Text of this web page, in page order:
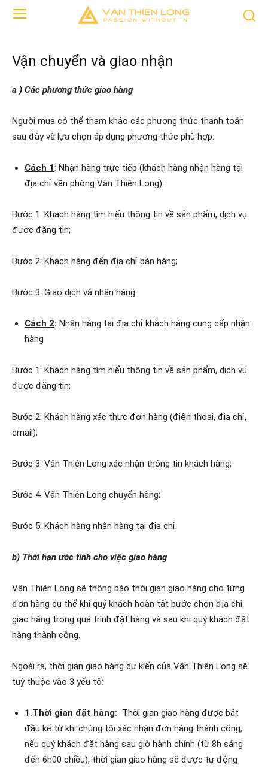
Vận chuyển và giao nhận
a ) Các phương thức giao hàng
Người mua có thể tham khảo các phương thức thanh toán
sau đây và lựa chọn áp dụng phương thức phù hợp:
Cách 1: Nhận hàng trực tiếp (khách hàng nhận hàng tại
địa chỉ văn phòng Vân Thiên Long):
Bước 1: Khách hàng tìm hiểu thông tin về sản phẩm, dịch vụ
được đăng tin;
Bước 2: Khách hàng đến địa chỉ bán hàng;
Bước 3: Giao dịch và nhận hàng.
Cách 2: Nhận hàng tại địa chỉ khách hàng cung cấp nhận
hàng
Bước 1: Khách hàng tìm hiểu thông tin về sản phẩm, dịch vụ
được đăng tin;
Bước 2: Khách hàng xác thực đơn hàng (điện thoại, địa chỉ,
email);
Bước 3: Vân Thiên Long xác nhận thông tin khách hàng;
Bước 4: Vân Thiên Long chuyển hàng;
Bước 5: Khách hàng nhận hàng tại địa chỉ.
b) Thời hạn ước tính cho việc giao hàng
Vân Thiên Long sẽ thông báo thời gian giao hàng cho từng
đơn hàng cụ thể khi quý khách hoàn tất bước chọn địa chỉ
giao hàng trong quá trình đặt hàng và sau khi quý khách đặt
hàng thành công.
Ngoài ra, thời gian giao hàng dự kiến của Vân Thiên Long sẽ
tuỳ thuộc vào 3 yếu tố:
1.Thời gian đặt hàng: Thời gian giao hàng được bắt
đầu kể từ khi chúng tôi xác nhận đơn hàng thành công,
nếu quý khách đặt hàng sau giờ hành chính (từ 8h sáng
đến 6h00 chiều), thời gian giao hàng sẽ được tự động